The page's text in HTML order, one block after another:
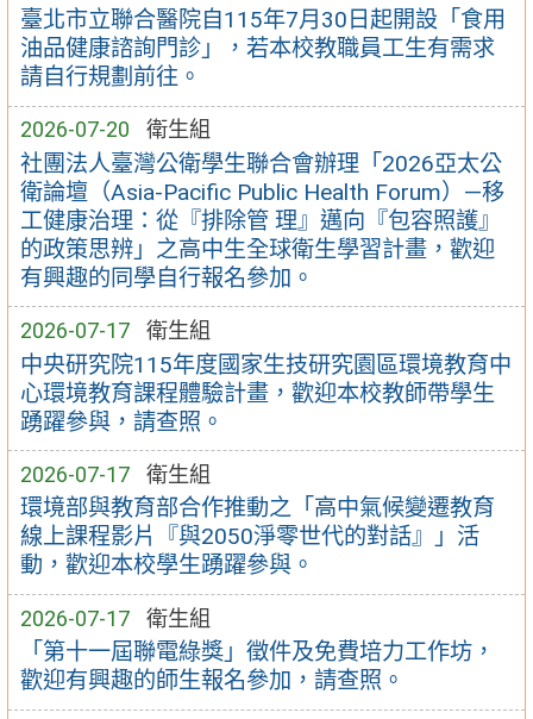
臺北市立聯合醫院自115年7月30日起開設「食用
油品健康諮詢門診」，若本校教職員工生有需求
請自行規劃前往。
2026-07-20 衛生組
社團法人臺灣公衛學生聯合會辦理「2026亞太公
衛論壇（Asia-Pacific Public Health Forum）—移
工健康治理：從『排除管 理』邁向『包容照護』
的政策思辨」之高中生全球衛生學習計畫，歡迎
有興趣的同學自行報名參加。
2026-07-17 衛生組
中央研究院115年度國家生技研究園區環境教育中
心環境教育課程體驗計畫，歡迎本校教師帶學生
踴躍參與，請查照。
2026-07-17 衛生組
環境部與教育部合作推動之「高中氣候變遷教育
線上課程影片『與2050淨零世代的對話』」活
動，歡迎本校學生踴躍參與。
2026-07-17 衛生組
「第十一屆聯電綠獎」徵件及免費培力工作坊，
歡迎有興趣的師生報名參加，請查照。